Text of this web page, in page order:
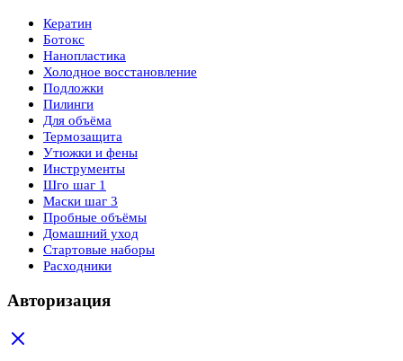
Кератин
Ботокс
Нанопластика
Холодное восстановление
Подложки
Пилинги
Для объёма
Термозащита
Утюжки и фены
Инструменты
Шго шаг 1
Маски шаг 3
Пробные объёмы
Домашний уход
Стартовые наборы
Расходники
Авторизация